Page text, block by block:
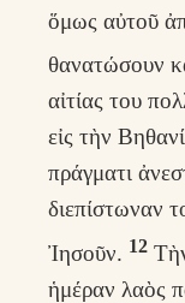
ὅμως αὐτοῦ
θανατώσουν
αἰτίας του
εἰς τὴν
πράγματι
διεπίστωναν
Ἰησοῦν. 12
ἡμέραν λαὸς